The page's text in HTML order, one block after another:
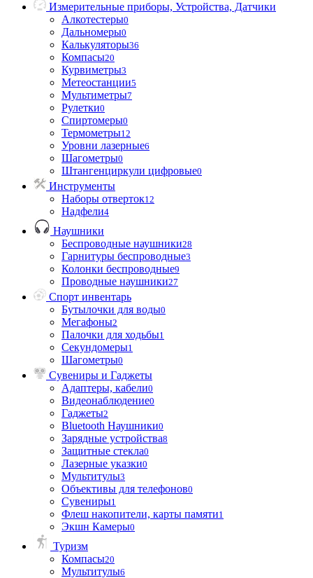
Измерительные приборы, Устройства, Датчики
Алкотестеры0
Дальномеры0
Калькуляторы36
Компасы20
Курвиметры3
Метеостанции5
Мультиметры7
Рулетки0
Спиртомеры0
Термометры12
Уровни лазерные6
Шагометры0
Штангенциркули цифровые0
Инструменты
Наборы отверток12
Надфели4
Наушники
Беспроводные наушники28
Гарнитуры беспроводные3
Колонки беспроводные9
Проводные наушники27
Спорт инвентарь
Бутылочки для воды0
Мегафоны2
Палочки для ходьбы1
Секундомеры1
Шагометры0
Сувениры и Гаджеты
Адаптеры, кабели0
Видеонаблюдение0
Гаджеты2
Bluetooth Наушники0
Зарядные устройства8
Защитные стекла0
Лазерные указки0
Мультитулы3
Объективы для телефонов0
Сувениры1
Флеш накопители, карты памяти1
Экшн Камеры0
Туризм
Компасы20
Мультитулы6